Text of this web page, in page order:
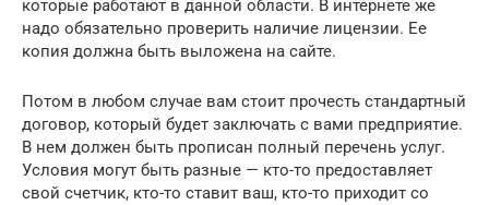
которые работают в данной области. В интернете же
надо обязательно проверить наличие лицензии. Ее
копия должна быть выложена на сайте.
Потом в любом случае вам стоит прочесть стандартный
договор, который будет заключать с вами предприятие.
В нем должен быть прописан полный перечень услуг.
Условия могут быть разные — кто-то предоставляет
свой счетчик, кто-то ставит ваш, кто-то приходит со